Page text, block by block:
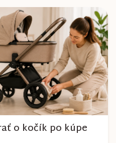
o kočík po kúpe